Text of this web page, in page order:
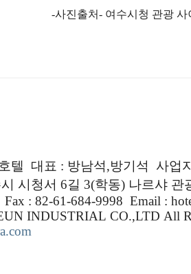
-사진출처- 여수시청 관광 사
텔 대표 : 방남석,방기석 사업
시청서 6길 3(학동) 나르샤 관
: 82-61-684-9998 Email :
INDUSTRIAL CO.,LTD All